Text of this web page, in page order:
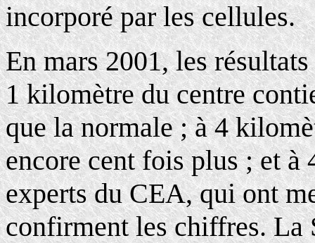
incorporé par les cellules.
En mars 2001, les
1 kilomètre du centre
que la normale ; à 4
encore cent fois plus ; et
experts du CEA, qui ont
confirment les chiffres. La